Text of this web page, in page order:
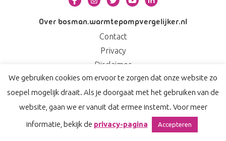
Over bosman.warmtepompvergelijker.nl
Contact
Privacy
Disclaimer
We gebruiken cookies om ervoor te zorgen dat onze website zo
soepel mogelijk draait. Als je doorgaat met het gebruiken van de
website, gaan we er vanuit dat ermee instemt. Voor meer
informatie, bekijk de privacy-pagina Accepteren